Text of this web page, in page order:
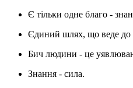
Є тільки одне благо -
Єдиний шлях, що веде до
Бич людини - це
Знання - сила.